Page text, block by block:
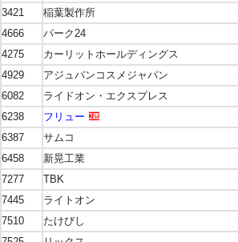
3421
稲葉製作所
4666
パーク24
4275
カーリットホールディングス
4929
アジュバンコスメジャパン
6082
ライドオン・エクスプレス
6238
フリュー
6387
サムコ
6458
新晃工業
7277
TBK
7445
ライトオン
7510
たけびし